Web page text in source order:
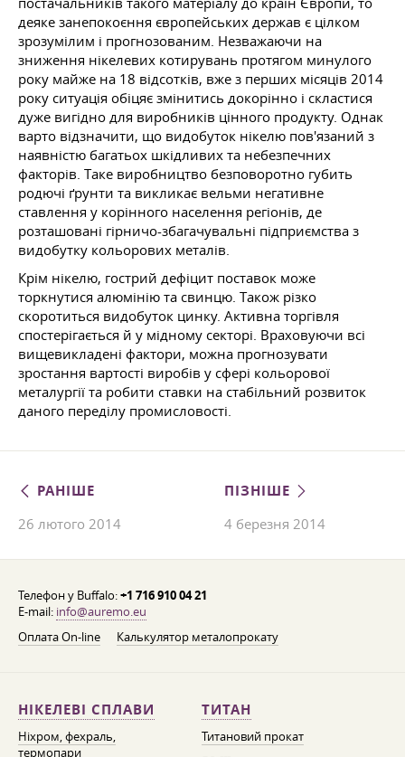
деяке занепокоєння європейських держав є цілком
зрозумілим і прогнозованим. Незважаючи на
зниження нікелевих котирувань протягом минулого
року майже на 18 відсотків, вже з перших місяців 2014
року ситуація обіцяє змінитись докорінно і скластися
дуже вигідно для виробників цінного продукту. Однак
варто відзначити, що видобуток нікелю пов'язаний з
наявністю багатьох шкідливих та небезпечних
факторів. Таке виробництво безповоротно губить
родючі ґрунти та викликає вельми негативне
ставлення у корінного населення регіонів, де
розташовані гірничо-збагачувальні підприємства з
видобутку кольорових металів.
Крім нікелю, гострий дефіцит поставок може
торкнутися алюмінію та свинцю. Також різко
скоротиться видобуток цинку. Активна торгівля
спостерігається й у мідному секторі. Враховуючи всі
вищевикладені фактори, можна прогнозувати
зростання вартості виробів у сфері кольорової
металургії та робити ставки на стабільний розвиток
даного переділу промисловості.
РАНІШЕ
26 лютого 2014
ПІЗНІШЕ
4 березня 2014
Телефон у Buffalo:+1 716 910 04 21
E-mail: info@auremo.eu
Оплата On-line
Калькулятор металопрокату
НІКЕЛЕВІ СПЛАВИ
Ніхром, фехраль,
термопари
ТИТАН
Титановий прокат